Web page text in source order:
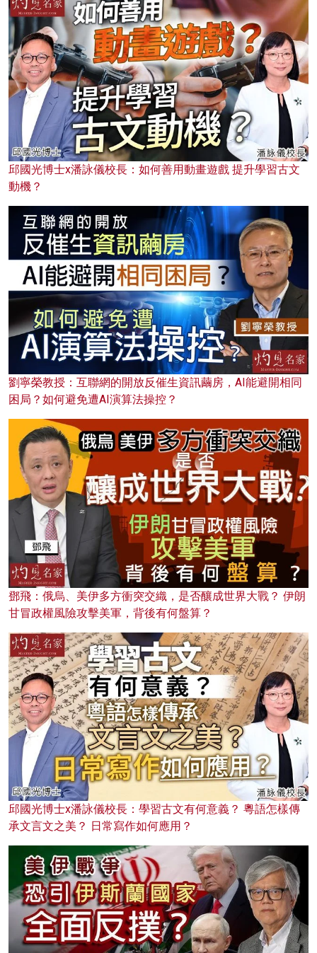
邱國光博士x潘詠儀校長：如何善用動畫遊戲 提升學習古文
動機？
劉寧榮教授：互聯網的開放反催生資訊繭房，AI能避開相同
困局？如何避免遭AI演算法操控？
鄧飛：俄烏、美伊多方衝突交織，是否釀成世界大戰？ 伊朗
甘冒政權風險攻擊美軍，背後有何盤算？
邱國光博士x潘詠儀校長：學習古文有何意義？ 粵語怎樣傳
承文言文之美？ 日常寫作如何應用？